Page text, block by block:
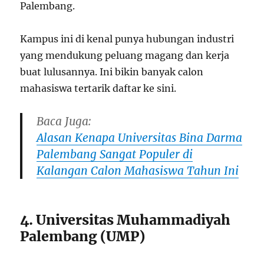
Palembang.
Kampus ini di kenal punya hubungan industri
yang mendukung peluang magang dan kerja
buat lulusannya. Ini bikin banyak calon
mahasiswa tertarik daftar ke sini.
Baca Juga:
Alasan Kenapa Universitas Bina Darma
Palembang Sangat Populer di
Kalangan Calon Mahasiswa Tahun Ini
4. Universitas Muhammadiyah
Palembang (UMP)